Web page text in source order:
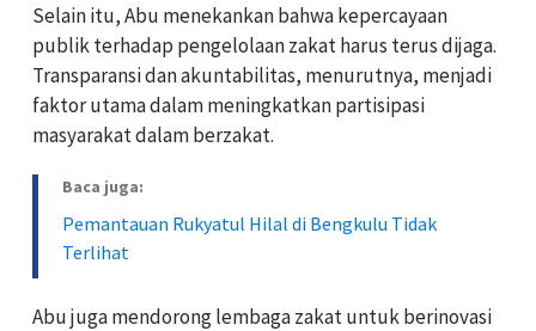
Selain itu, Abu menekankan bahwa kepercayaan
publik terhadap pengelolaan zakat harus terus dijaga.
Transparansi dan akuntabilitas, menurutnya, menjadi
faktor utama dalam meningkatkan partisipasi
masyarakat dalam berzakat.
Baca juga:
Pemantauan Rukyatul Hilal di Bengkulu Tidak
Terlihat
Abu juga mendorong lembaga zakat untuk berinovasi